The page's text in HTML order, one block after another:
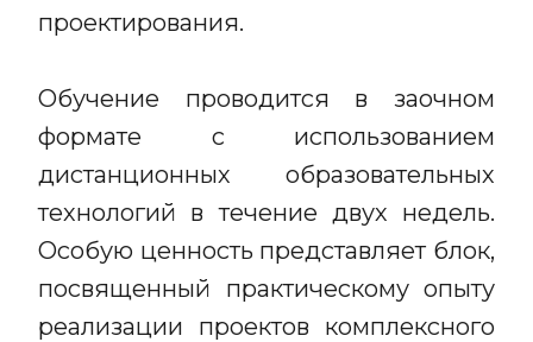
проектирования.
Обучение проводится в заочном
формате с использованием
дистанционных образовательных
технологий в течение двух недель.
Особую ценность представляет блок,
посвященный практическому опыту
реализации проектов комплексного